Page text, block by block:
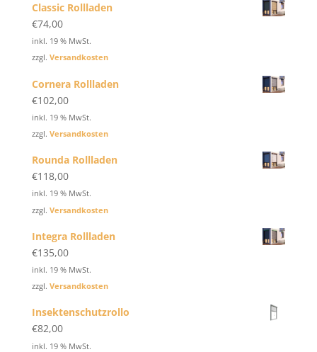
Classic Rollladen
€74,00
inkl. 19 % MwSt.
zzgl. Versandkosten
Cornera Rollladen
€102,00
inkl. 19 % MwSt.
zzgl. Versandkosten
Rounda Rollladen
€118,00
inkl. 19 % MwSt.
zzgl. Versandkosten
Integra Rollladen
€135,00
inkl. 19 % MwSt.
zzgl. Versandkosten
Insektenschutzrollo
€82,00
inkl. 19 % MwSt.